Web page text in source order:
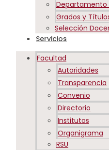
Departamento
Grados y
Selección
Servicios
Facultad
Autoridades
Transparencia
Convenio
Directorio
Institutos
Organigrama
RSU